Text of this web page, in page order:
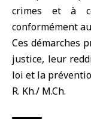
crimes et à
conformément
Ces démarches
justice, leur
loi et la
R. Kh./ M.Ch.